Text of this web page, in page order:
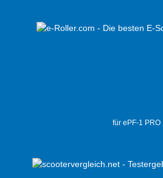
für ePF-1 PRO